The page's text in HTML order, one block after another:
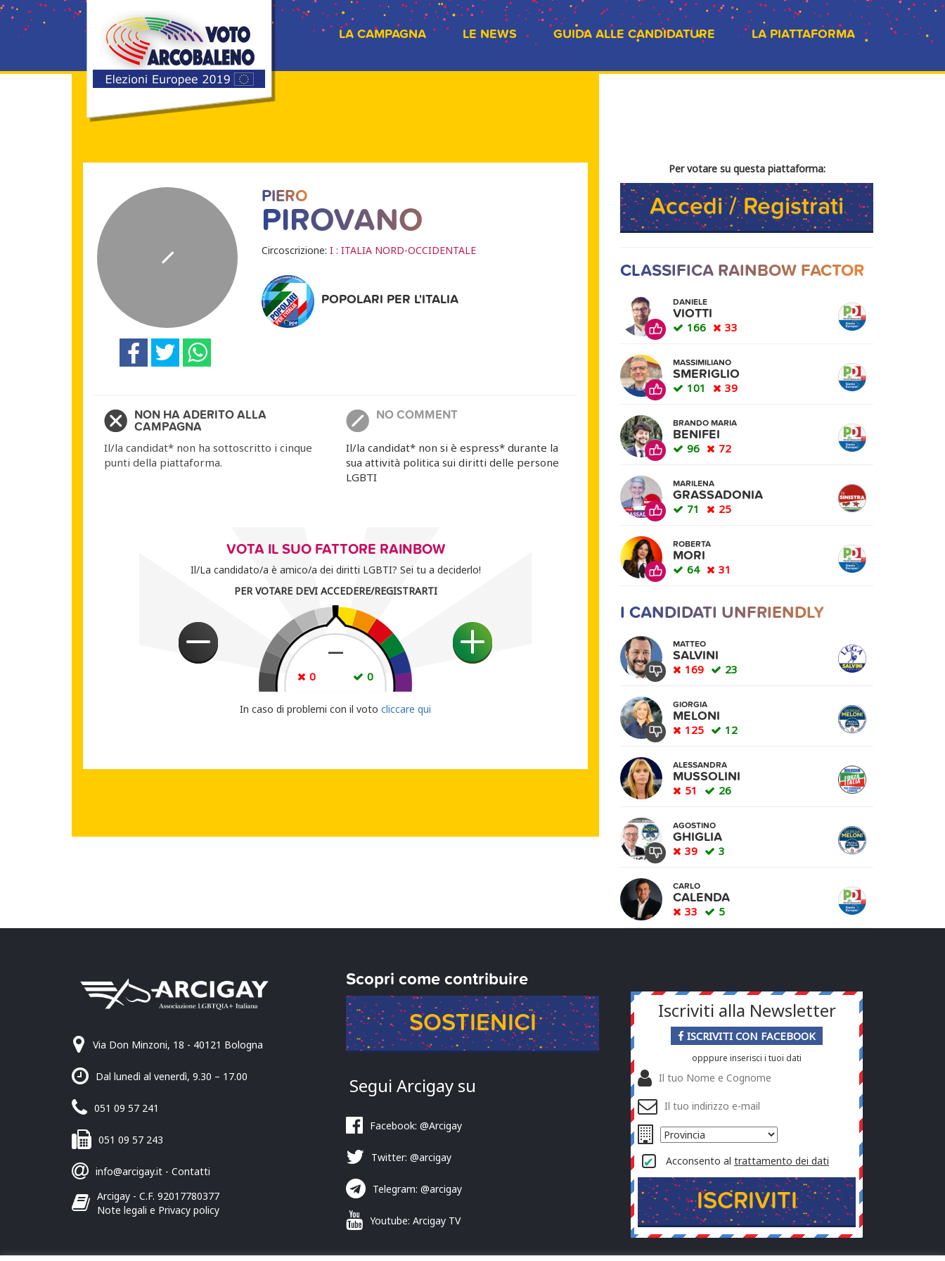
LA CAMPAGNA LE NEWS GUIDA ALLE CANDIDATURE LA PIATTAFORMA
PIERO
PIROVANO
Circoscrizione:I : ITALIA NORD-OCCIDENTALE
POPOLARI PER L'ITALIA
NON HA ADERITO ALLA
CAMPAGNA
Il/la candidat* non ha sottoscritto i cinque
punti della piattaforma.
NO COMMENT
Il/la candidat* non si è espress* durante la
sua attività politica sui diritti delle persone
LGBTI
VOTA IL SUO FATTORE RAINBOW
Il/La candidato/a è amico/a dei diritti LGBTI? Sei tu a deciderlo!
PER VOTARE DEVI ACCEDERE/REGISTRARTI
—
0 0
CONDIVIDI IL TUO VOTO
In caso di problemi con il voto cliccare qui
Per votare su questa piattaforma:
Accedi / Registrati
CLASSIFICA RAINBOW FACTOR
DANIELE
VIOTTI
166 33
MASSIMILIANO
SMERIGLIO
101 39
BRANDO MARIA
BENIFEI
96 72
MARILENA
GRASSADONIA
71 25
ROBERTA
MORI
64 31
I CANDIDATI UNFRIENDLY
MATTEO
SALVINI
169 23
GIORGIA
MELONI
125 12
ALESSANDRA
MUSSOLINI
51 26
AGOSTINO
GHIGLIA
39 3
CARLO
CALENDA
33 5
Via Don Minzoni, 18 - 40121 Bologna
Dal lunedì al venerdì, 9.30 – 17.00
051 09 57 241
051 09 57 243
info@arcigay.it - Contatti
Arcigay - C.F. 92017780377
Note legali e Privacy policy
Scopri come contribuire
SOSTIENICI
Segui Arcigay su
Facebook: @Arcigay
Twitter: @arcigay
Telegram: @arcigay
Youtube: Arcigay TV
Iscriviti alla Newsletter
ISCRIVITI CON FACEBOOK
opppure inserisci i tuoi dati
Acconsento al trattamento dei dati